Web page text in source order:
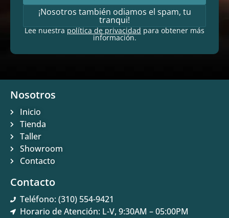
¡Nosotros también odiamos el spam, tu
tranqui!
Lee nuestrapolítica de privacidadpara obtener más
información.
Nosotros
Inicio
Tienda
Taller
Showroom
Contacto
Contacto
Teléfono: (310) 554-9421
Horario de Atención: L-V, 9:30AM – 05:00PM